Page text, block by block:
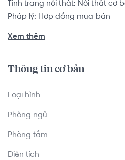
Tình trạng nội thất: Nội thất cơ
Pháp lý: Hợp đồng mua bán
Hồ Chí Minh 10 km về phía Bắc
thể đi theo cầu Phú Long, nối
chuyển đến TP Dĩ An chỉ 15
nhanh chóng và thuận tiện nhờ
hữu và mở rộng.
Xem thêm
Thông tin cơ bản
Loại hình
Phòng ngủ
Phòng tắm
Diện tích